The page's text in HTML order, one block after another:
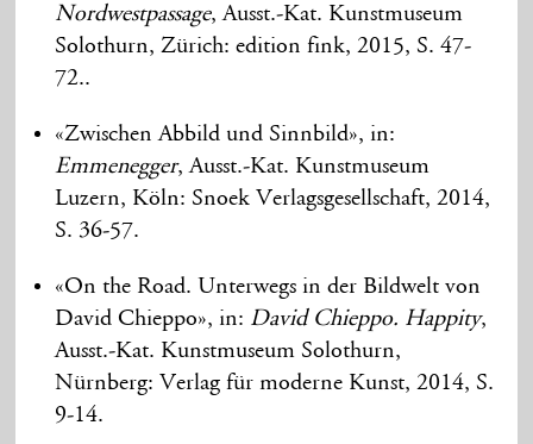
Nordwestpassage, Ausst.-Kat. Kunstmuseum
Solothurn, Zürich: edition fink, 2015, S. 47-
72..
«Zwischen Abbild und Sinnbild», in:
Emmenegger, Ausst.-Kat. Kunstmuseum
Luzern, Köln: Snoek Verlagsgesellschaft, 2014,
S. 36-57.
«On the Road. Unterwegs in der Bildwelt von
David Chieppo», in: David Chieppo. Happity,
Ausst.-Kat. Kunstmuseum Solothurn,
Nürnberg: Verlag für moderne Kunst, 2014, S.
9-14.